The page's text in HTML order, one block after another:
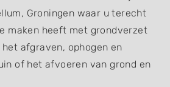
Groningen waar u terecht
maken heeft met grondverzet
afgraven, ophogen en
of het afvoeren van grond en